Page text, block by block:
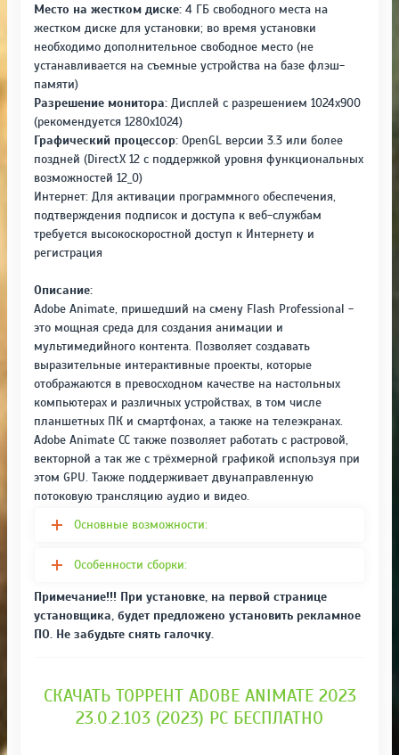
Место на жестком диске: 4 ГБ свободного места на
жестком диске для установки; во время установки
необходимо дополнительное свободное место (не
устанавливается на съемные устройства на базе флэш-
памяти)
Разрешение монитора: Дисплей с разрешением 1024x900
(рекомендуется 1280x1024)
Графический процессор: OpenGL версии 3.3 или более
поздней (DirectX 12 с поддержкой уровня функциональных
возможностей 12_0)
Интернет: Для активации программного обеспечения,
подтверждения подписок и доступа к веб-службам
требуется высокоскоростной доступ к Интернету и
регистрация
Описание:
Adobe Animate, пришедший на смену Flash Professional -
это мощная среда для создания анимации и
мультимедийного контента. Позволяет создавать
выразительные интерактивные проекты, которые
отображаются в превосходном качестве на настольных
компьютерах и различных устройствах, в том числе
планшетных ПК и смартфонах, а также на телеэкранах.
Adobe Animate CC также позволяет работать с растровой,
векторной а так же с трёхмерной графикой используя при
этом GPU. Также поддерживает двунаправленную
потоковую трансляцию аудио и видео.
Основные возможности:
Особенности сборки:
Примечание!!! При установке, на первой странице
установщика, будет предложено установить рекламное
ПО. Не забудьте снять галочку.
СКАЧАТЬ ТОРРЕНТ ADOBE ANIMATE 2023
23.0.2.103 (2023) PC БЕСПЛАТНО